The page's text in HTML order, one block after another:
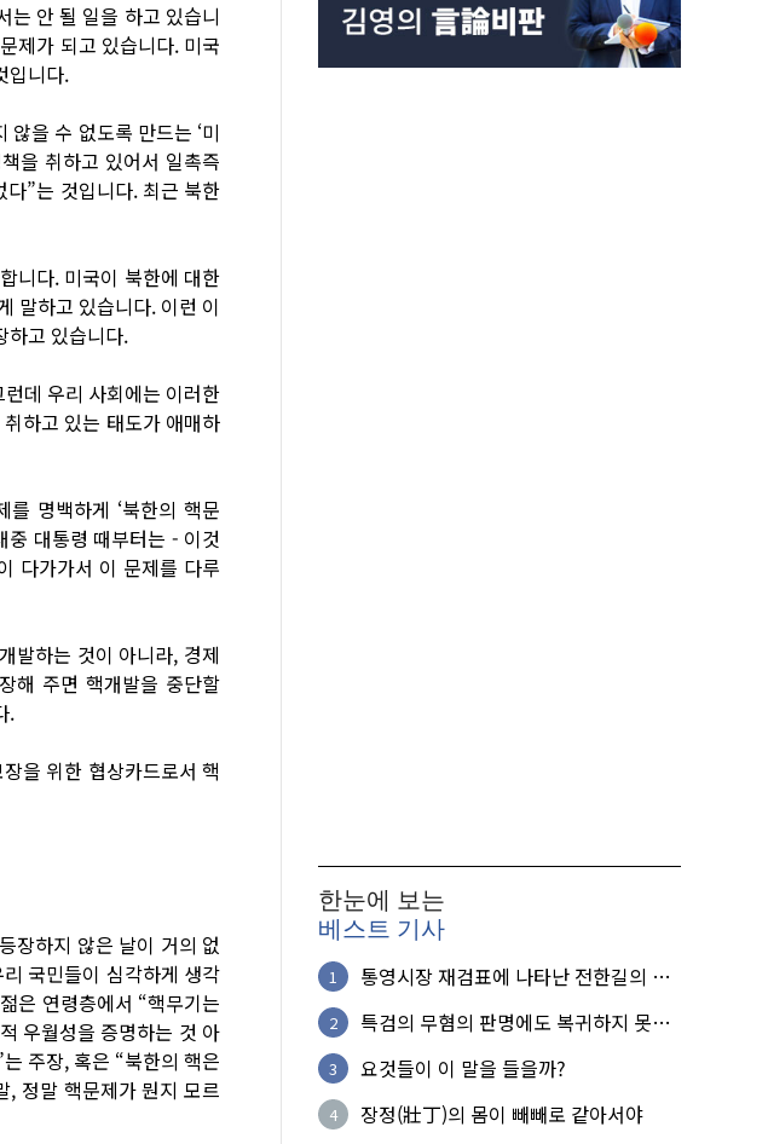
는 안 될 일을 하고 있습니
제가 되고 있습니다. 미국
입니다.
을 수 없도록 만드는 ‘미
을 취하고 있어서 일촉즉
”는 것입니다. 최근 북한
니다. 미국이 북한에 대한
말하고 있습니다. 이런 이
하고 있습니다.
런데 우리 사회에는 이러한
하고 있는 태도가 애매하
명백하게 ‘북한의 핵문
중 대통령 때부터는 - 이것
다가가서 이 문제를 다루
발하는 것이 아니라, 경제
해 주면 핵개발을 중단할
.
을 위한 협상카드로서 핵
장하지 않은 날이 거의 없
국민들이 심각하게 생각
은 연령층에서 “핵무기는
우월성을 증명하는 것 아
주장, 혹은 “북한의 핵은
, 정말 핵문제가 뭔지 모르
한눈에 보는
베스트 기사
1
통영시장 재검표에 나타난 전한길의 무
2
특검의 무혐의 판명에도 복귀하지 못한
3 요것들이 이 말을 들을까?
4 장정(壯丁)의 몸이 빼빼로 같아서야